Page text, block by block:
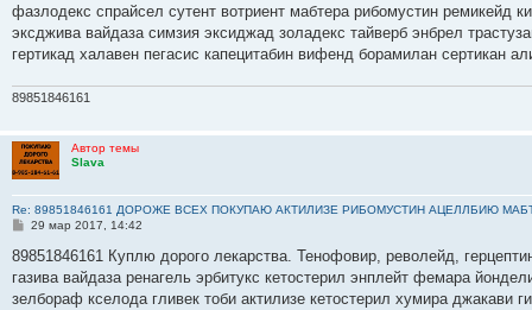
и
е
фазлодекс спрайсел сутент вотриент мабтера рибомустин ремикейд
эксджива вайдаза симзия эксиджад золадекс тайверб энбрел
гертикад халавен пегасис капецитабин вифенд борамилан сертикан
89851846161
Автор темы
Slava
Re: 89851846161 ДОРОЖЕ ВСЕХ ПОКУПАЮ АКТИЛИЗЕ РИБОМУСТИН АЦЕЛЛБИЮ
С
о
щ
е
29 мар 2017, 14:42
89851846161 Куплю дорого лекарства. Тенофовир, револейд,
газива вайдаза ренагель эрбитукс кетостерил энплейт фемара
зелбораф кселода гливек тоби актилизе кетостерил хумира джакави